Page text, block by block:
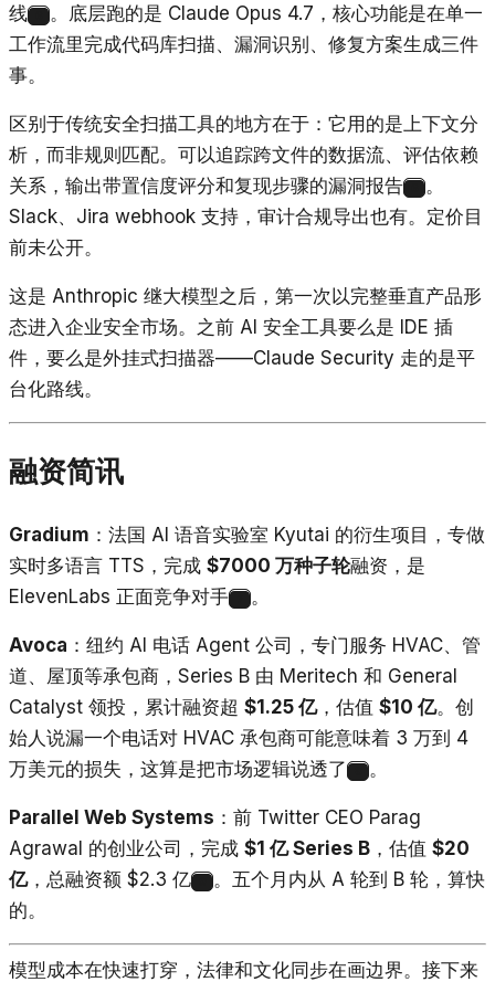
线
。底层跑的是 Claude Opus 4.7，核心功能是在单一
工作流里完成代码库扫描、漏洞识别、修复方案生成三件
事。
区别于传统安全扫描工具的地方在于：它用的是上下文分
析，而非规则匹配。可以追踪跨文件的数据流、评估依赖
关系，输出带置信度评分和复现步骤的漏洞报告
。
Slack、Jira webhook 支持，审计合规导出也有。定价目
前未公开。
这是 Anthropic 继大模型之后，第一次以完整垂直产品形
态进入企业安全市场。之前 AI 安全工具要么是 IDE 插
件，要么是外挂式扫描器——Claude Security 走的是平
台化路线。
融资简讯
Gradium ：法国 AI 语音实验室 Kyutai 的衍生项目，专做
实时多语言 TTS，完成 $7000 万种子轮融资，是
ElevenLabs 正面竞争对手
。
Avoca ：纽约 AI 电话 Agent 公司，专门服务 HVAC、管
道、屋顶等承包商，Series B 由 Meritech 和 General
Catalyst 领投，累计融资超 $1.25 亿，估值 $10 亿。创
始人说漏一个电话对 HVAC 承包商可能意味着 3 万到 4
万美元的损失，这算是把市场逻辑说透了
。
Parallel Web Systems ：前 Twitter CEO Parag
Agrawal 的创业公司，完成 $1 亿 Series B ，估值 $20
亿，总融资额 $2.3 亿
。五个月内从 A 轮到 B 轮，算快
的。
模型成本在快速打穿，法律和文化同步在画边界。接下来